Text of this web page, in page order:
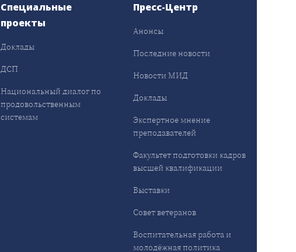
Специальные
проекты
Доклады
ДСП
Национальный диалог по
продовольственным
системам
Пресс-Центр
Анонсы
Последние новости
Новости МИД
Доклады
Экспертное мнение
преподавателей
Факультет подготовки кадров
высшей квалификации
Выставки
Совет ветеранов
Воспитательная работа и
молодёжная политика